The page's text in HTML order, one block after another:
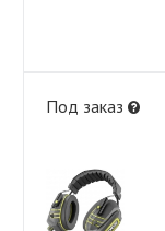
Под заказ